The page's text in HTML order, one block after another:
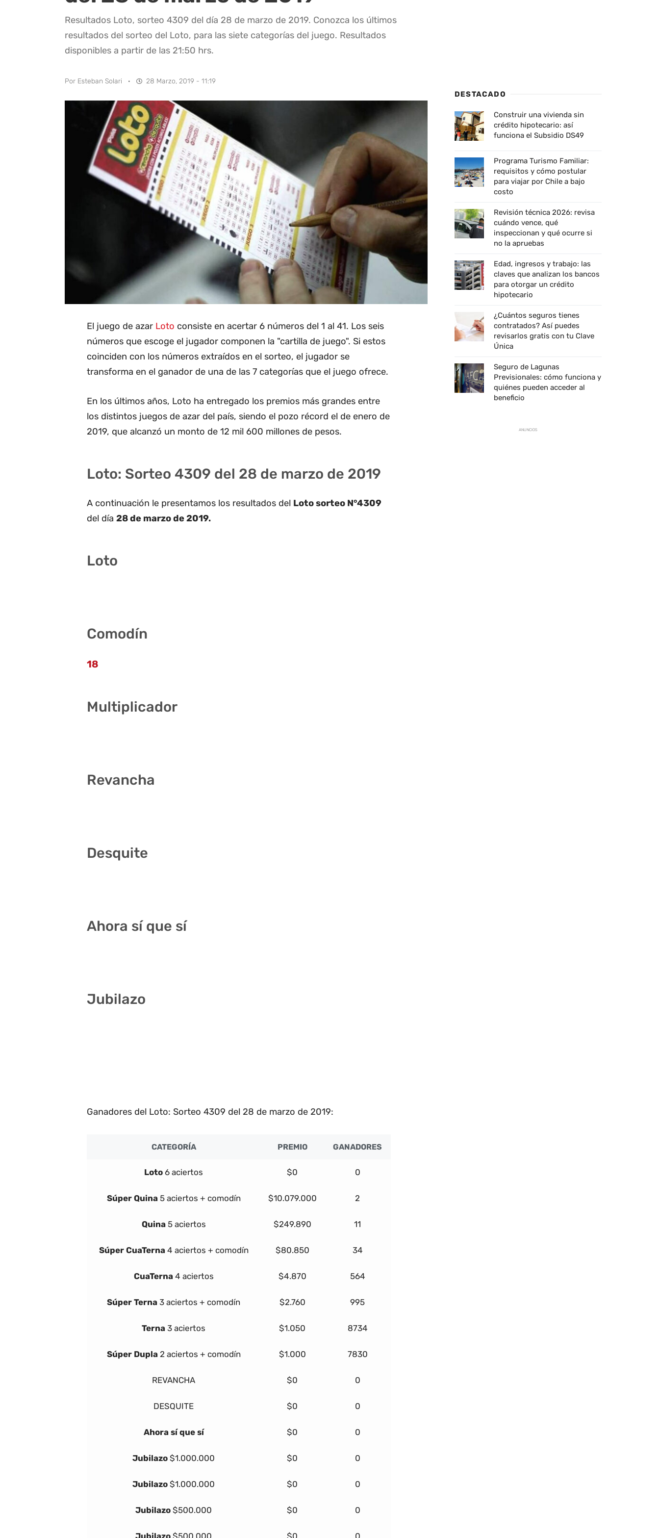
Resultados Loto, sorteo 4309 del día 28 de marzo de 2019. Conozca los últimos
resultados del sorteo del Loto, para las siete categorías del juego. Resultados
disponibles a partir de las 21:50 hrs.
Por Esteban Solari · 28 Marzo, 2019 - 11:19
El juego de azar Loto consiste en acertar 6 números del 1 al 41. Los seis
números que escoge el jugador componen la "cartilla de juego". Si estos
coinciden con los números extraídos en el sorteo, el jugador se
transforma en el ganador de una de las 7 categorías que el juego ofrece.
En los últimos años, Loto ha entregado los premios más grandes entre
los distintos juegos de azar del país, siendo el pozo récord el de enero de
2019, que alcanzó un monto de 12 mil 600 millones de pesos.
Loto: Sorteo 4309 del 28 de marzo de 2019
A continuación le presentamos los resultados del Loto sorteo N°4309
del día 28 de marzo de 2019.
Loto
Comodín
18
Multiplicador
Revancha
Desquite
Ahora sí que sí
Jubilazo
Ganadores del Loto: Sorteo 4309 del 28 de marzo de 2019:
CATEGORÍA PREMIO GANADORES
Loto 6 aciertos $0 0
Súper Quina 5 aciertos + comodín $10.079.000 2
Quina 5 aciertos $249.890 11
Súper CuaTerna 4 aciertos + comodín $80.850 34
CuaTerna 4 aciertos $4.870 564
Súper Terna 3 aciertos + comodín $2.760 995
Terna 3 aciertos $1.050 8734
Súper Dupla 2 aciertos + comodín $1.000 7830
REVANCHA $0 0
DESQUITE $0 0
Ahora sí que sí $0 0
Jubilazo $1.000.000 $0 0
Jubilazo $1.000.000 $0 0
Jubilazo $500.000 $0 0
Jubilazo $500.000 $0 0
DESTACADO
Construir una vivienda sin
crédito hipotecario: así
funciona el Subsidio DS49
Programa Turismo Familiar:
requisitos y cómo postular
para viajar por Chile a bajo
costo
Revisión técnica 2026: revisa
cuándo vence, qué
inspeccionan y qué ocurre si
no la apruebas
Edad, ingresos y trabajo: las
claves que analizan los bancos
para otorgar un crédito
hipotecario
¿Cuántos seguros tienes
contratados? Así puedes
revisarlos gratis con tu Clave
Única
Seguro de Lagunas
Previsionales: cómo funciona y
quiénes pueden acceder al
beneficio
ANUNCIOS